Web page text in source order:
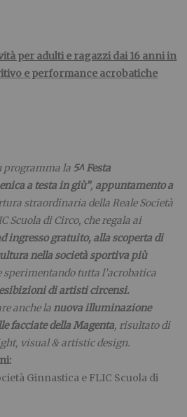
per adulti e ragazzi dai 16 anni in
e performance acrobatiche
programma la 5^ Festa
a testa in giù”, appuntamento a
straordinaria della Reale Società
Scuola di Circo, che regala ai
ingresso gratuito, alla scoperta di
nella società sportiva più
sperimentando tutta l’acrobatica
esibizioni di artisti circensi.
anche lanuova illuminazione
facciate della Magenta, risultato di
visual & artistic design.
Ginnastica e FLIC Scuola di